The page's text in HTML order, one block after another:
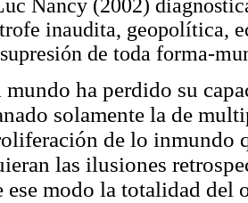
Nancy (2002)
inaudita, geopolítica,
de toda forma-
mundo ha perdido su
solamente la de
de lo inmundo
las ilusiones
ese modo la totalidad del